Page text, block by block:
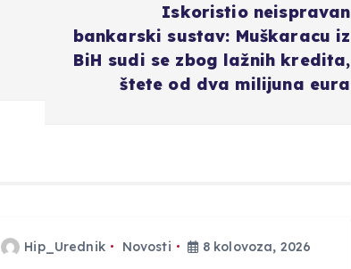
Iskoristio neispravan
bankarski sustav: Muškaracu iz
BiH sudi se zbog lažnih kredita,
štete od dva milijuna eura
Hip_Urednik Novosti 8 kolovoza, 2026